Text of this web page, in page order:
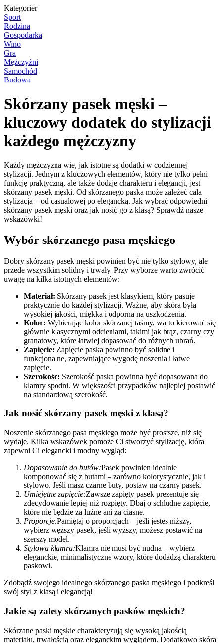
Kategorier
Sport
Rodzina
Gospodarka
Wino
Gra
Mężczyźni
Samochód
Budowa
Skórzany pasek męski –
kluczowy dodatek do stylizacji
każdego mężczyzny
Każdy mężczyzna wie, jak istotne są dodatki w codziennej
stylizacji. Jednym z kluczowych elementów, który nie tylko pełni
funkcję praktyczną, ale także dodaje charakteru i elegancji, jest
skórzany pasek męski. Od skórzanego paska może zależeć cała
stylizacja – od casualowej po elegancką. Jak wybrać odpowiedni
skórzany pasek męski oraz jak nosić go z klasą? Sprawdź nasze
wskazówki!
Wybór skórzanego pasa męskiego
Dobry skórzany pasek męski powinien być nie tylko stylowy, ale
przede wszystkim solidny i trwały. Przy wyborze warto zwrócić
uwagę na kilka istotnych elementów:
Materiał: Skórzany pasek jest klasykiem, który pasuje
praktycznie do każdej stylizacji. Ważne, aby skóra była
wysokiej jakości, miękka i odporna na uszkodzenia.
Kolor: Wybierając kolor skórzanej taśmy, warto kierować się
głównie klasycznymi odcieniami, takimi jak brąz, czarny czy
granatowy, które łatwiej dopasować do różnych ubrań.
Zapięcie: Zapięcie paska powinno być solidne i
funkcjonalne, zapewniające wygodę noszenia i łatwe
zapięcie.
Szerokość: Szerokość paska powinna być dopasowana do
klamry spodni. W większości przypadków najlepiej postawić
na standardową szerokość.
Jak nosić skórzany pasek męski z klasą?
Noszenie skórzanego pasa męskiego może być prostsze, niż się
wydaje. Kilka wskazówek pomoże Ci stworzyć stylizację, która
zapewni Ci elegancki i modny wygląd:
Dopasowanie do butów:Pasek powinien idealnie
komponować się z butami – zarówno kolorystycznie, jak i
stylowo. Jeśli masz czarne buty, postaw na czarny pasek.
Umiejętne zapięcie:Zawsze zapięty pasek prezentuje się
zdecydowanie lepiej niż rozpięty. Dbaj o schludne zapięcie,
które nie będzie za luźne ani za ciasne.
Proporcje:Pamiętaj o proporcjach – jeśli jesteś niższy,
wybierz węższy pasek, jeśli wyższy, możesz postawić na
szerszy model.
Stylowa klamra:Klamra nie musi być nudna – wybierz
eleganckie, minimalistyczne wzory, które dodadzą charakteru
paskowi.
Zdobądź swojego idealnego skórzanego paska męskiego i podkreśl
swój styl z klasą i elegancją!
Jakie są zalety skórzanych pasków męskich?
Skórzane paski męskie charakteryzują się wysoką jakością
materiału, trwałością oraz eleganckim wyglądem. Dodatkowo skóra